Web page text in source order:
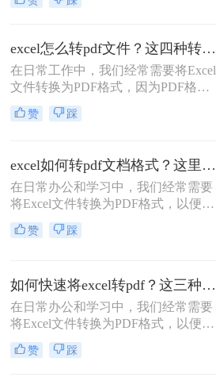
打印或存档。那么excel如何转成pdf格
件转换为PDF格式的方法，帮助读者
轻松完成转换。
excel怎么转pdf文件？这四种转换方法看到就是赚到
在日常工作中，我们经常需要将Excel
文件转换为PDF格式，因为PDF格式
文件的优点是不易修改，易于打印和
共享，而且可以跨多个平台使用。在
excel怎么转pdf文件的步骤和方法。本
文共有2000字左右，下面开始阅读
吧。
赞 踩
excel如何转pdf文档格式？这里给你分享这三种操作方法！
在日常办公和学习中，我们经常需要
将Excel文件转换为PDF格式，以便于
分享、打印或保存为不可编辑的文
档。PDF格式因其跨平台兼容性好、
我将为您详细介绍几种将Excel文件转
换为PDF文档格式的方法。
赞 踩
如何快速将excel转pdf？这三种方法可以快速转换！
在日常办公和学习中，我们经常需要
将Excel文件转换为PDF格式，以便于
分享、打印或保存为不可编辑的文
档。那么如何快速将excel转pdf呢？下
赞 踩